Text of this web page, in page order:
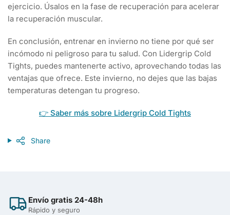
ejercicio. Úsalos en la fase de recuperación para acelerar
la recuperación muscular.
En conclusión, entrenar en invierno no tiene por qué ser
incómodo ni peligroso para tu salud. Con Lidergrip Cold
Tights, puedes mantenerte activo, aprovechando todas las
ventajas que ofrece. Este invierno, no dejes que las bajas
temperaturas detengan tu progreso.
👉 Saber más sobre Lidergrip Cold Tights
Share
Envío gratis 24-48h
Rápido y seguro